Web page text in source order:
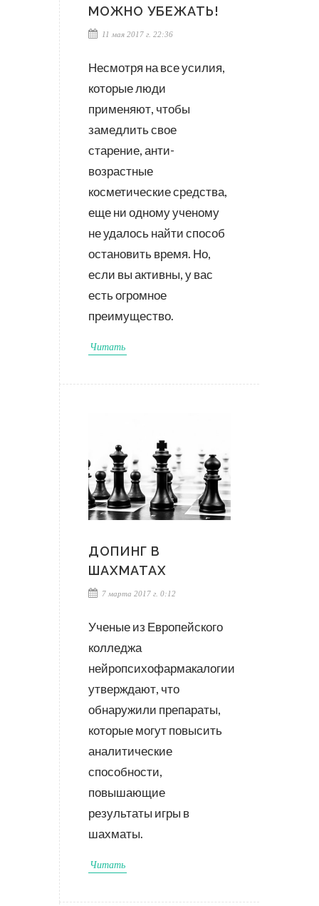
МОЖНО УБЕЖАТЬ!
11 мая 2017 г. 22:36
Несмотря на все усилия,
которые люди
применяют, чтобы
замедлить свое
старение, анти-
возрастные
косметические средства,
еще ни одному ученому
не удалось найти способ
остановить время. Но,
если вы активны, у вас
есть огромное
преимущество.
Читать
ДОПИНГ В
ШАХМАТАХ
7 марта 2017 г. 0:12
Ученые из Европейского
колледжа
нейропсихофармакалогии
утверждают, что
обнаружили препараты,
которые могут повысить
аналитические
способности,
повышающие
результаты игры в
шахматы.
Читать